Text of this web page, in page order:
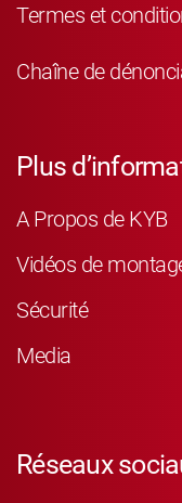
Termes et
Chaîne de
Plus
A Propos de KYB
Vidéos de
Sécurité
Media
Réseaux